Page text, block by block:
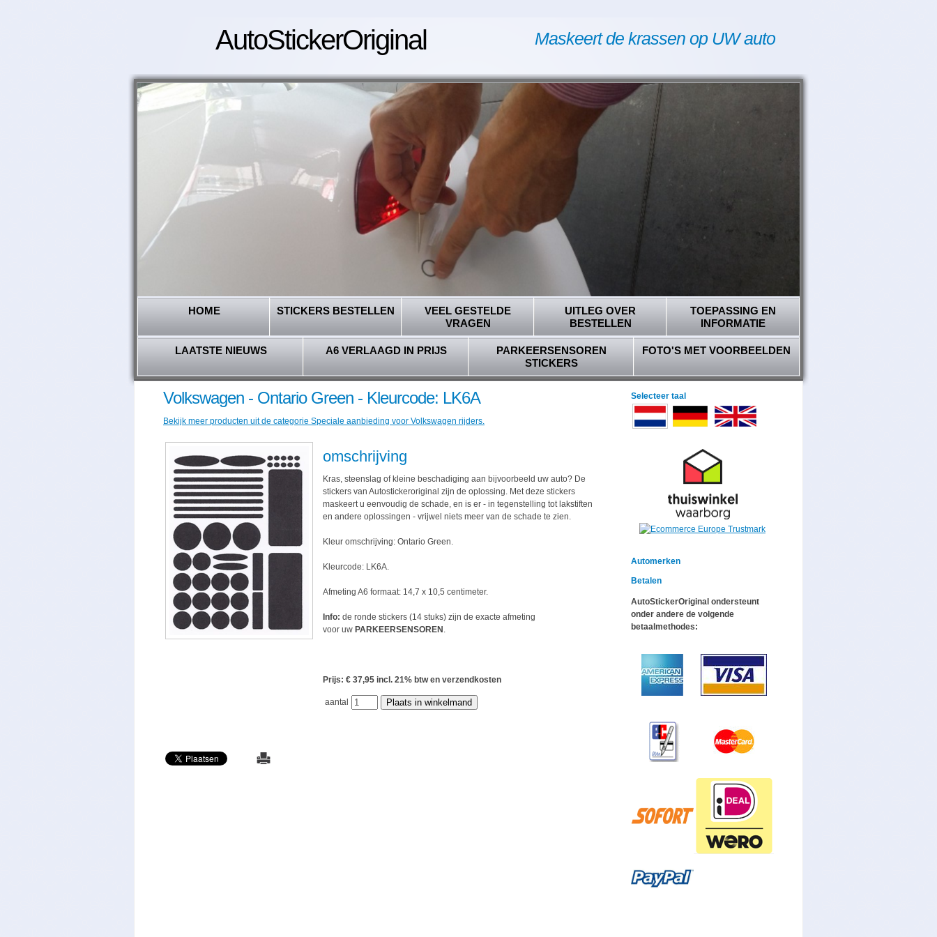
AutoStickerOriginal Maskeert de krassen op UW auto
HOME STICKERS BESTELLEN
VEEL GESTELDE
VRAGEN
UITLEG OVER
BESTELLEN
TOEPASSING EN
INFORMATIE
LAATSTE NIEUWS A6 VERLAAGD IN PRIJS
PARKEERSENSOREN
STICKERS
FOTO'S MET VOORBEELDEN
Volkswagen - Ontario Green - Kleurcode: LK6A
Bekijk meer producten uit de categorie Speciale aanbieding voor Volkswagen rijders.
omschrijving
Kras, steenslag of kleine beschadiging aan bijvoorbeeld uw auto? De
stickers van Autostickeroriginal zijn de oplossing. Met deze stickers
maskeert u eenvoudig de schade, en is er - in tegenstelling tot lakstiften
en andere oplossingen - vrijwel niets meer van de schade te zien.
Kleur omschrijving: Ontario Green.
Kleurcode: LK6A.
Afmeting A6 formaat: 14,7 x 10,5 centimeter.
Info: de ronde stickers (14 stuks) zijn de exacte afmeting
voor uw PARKEERSENSOREN .
Prijs: € 37,95 incl. 21% btw en verzendkosten
aantal
Selecteer taal
Automerken
Betalen
AutoStickerOriginal ondersteunt
onder andere de volgende
betaalmethodes: